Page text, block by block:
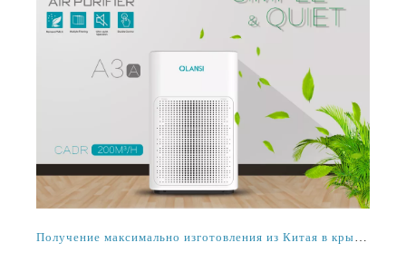
Получение максимально изготовления из Китая в крытый воздушный очиститель от очистителя воздуха в Китае